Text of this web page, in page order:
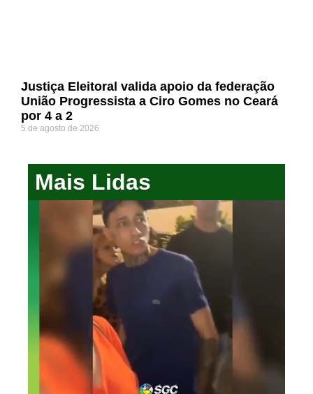
Justiça Eleitoral valida apoio da federação
União Progressista a Ciro Gomes no Ceará
por 4 a 2
5 de agosto de 2026
Mais Lidas